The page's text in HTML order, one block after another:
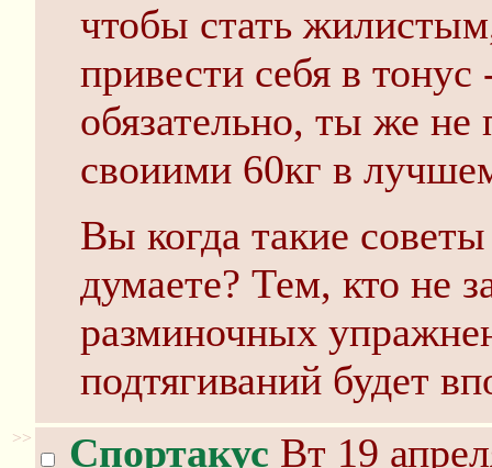
чтобы стать
привести себя в
обязательно, ты же не
своиими 60кг в
Вы когда такие
думаете? Тем, кто не
разминочных
подтягиваний будет
>> Спортакус Вт 19